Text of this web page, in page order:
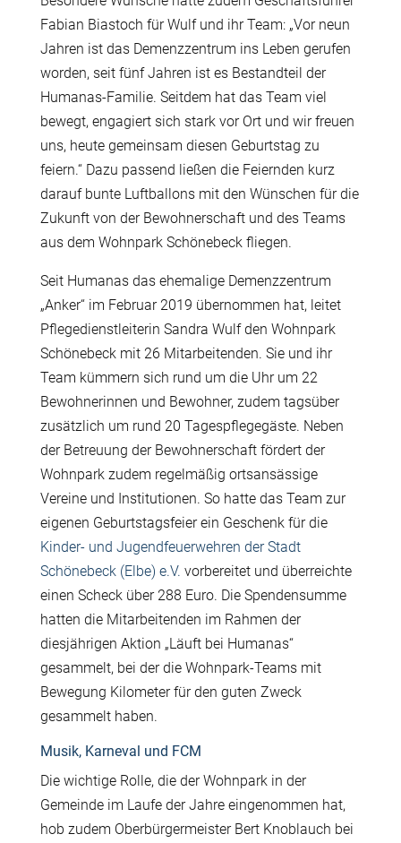
Fabian Biastoch für Wulf und ihr Team: „Vor neun
Jahren ist das Demenzzentrum ins Leben gerufen
worden, seit fünf Jahren ist es Bestandteil der
Humanas-Familie. Seitdem hat das Team viel
bewegt, engagiert sich stark vor Ort und wir freuen
uns, heute gemeinsam diesen Geburtstag zu
feiern.“ Dazu passend ließen die Feiernden kurz
darauf bunte Luftballons mit den Wünschen für die
Zukunft von der Bewohnerschaft und des Teams
aus dem Wohnpark Schönebeck fliegen.
Seit Humanas das ehemalige Demenzzentrum
„Anker“ im Februar 2019 übernommen hat, leitet
Pflegedienstleiterin Sandra Wulf den Wohnpark
Schönebeck mit 26 Mitarbeitenden. Sie und ihr
Team kümmern sich rund um die Uhr um 22
Bewohnerinnen und Bewohner, zudem tagsüber
zusätzlich um rund 20 Tagespflegegäste. Neben
der Betreuung der Bewohnerschaft fördert der
Wohnpark zudem regelmäßig ortsansässige
Vereine und Institutionen. So hatte das Team zur
eigenen Geburtstagsfeier ein Geschenk für die
Kinder- und Jugendfeuerwehren der Stadt
Schönebeck (Elbe) e.V. vorbereitet und überreichte
einen Scheck über 288 Euro. Die Spendensumme
hatten die Mitarbeitenden im Rahmen der
diesjährigen Aktion „Läuft bei Humanas“
gesammelt, bei der die Wohnpark-Teams mit
Bewegung Kilometer für den guten Zweck
gesammelt haben.
Musik, Karneval und FCM
Die wichtige Rolle, die der Wohnpark in der
Gemeinde im Laufe der Jahre eingenommen hat,
hob zudem Oberbürgermeister Bert Knoblauch bei